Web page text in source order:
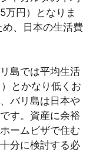
万円）となりま
、日本の生活費
島では平均生活
とかなり低くお
バリ島は日本や
す。資産に余裕
ームビザで住む
分に検討する必